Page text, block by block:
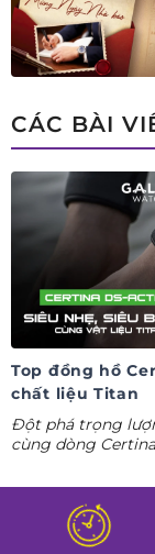
CÁC BÀI
Top đồng hồ
chất liệu Titan
Đột phá trọng
cùng dòng
tác thể thao cá
Tuần lễ đồng hồ
Đồng hồ Galle!